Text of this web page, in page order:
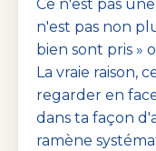
Ce n'est pas
n'est pas non
bien sont pris »
La vraie raison,
regarder en
dans ta façon
ramène